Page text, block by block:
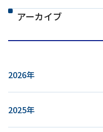
アーカイブ
2026年
2025年